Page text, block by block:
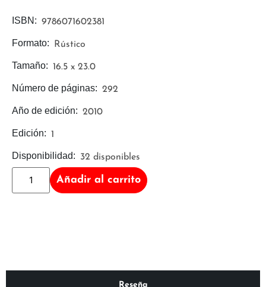
Añadir al carrito
Disponibilidad: 32 disponibles
Edición: 1
Año de edición: 2010
Número de páginas: 292
Tamaño: 16.5 x 23.0
Formato: Rústico
ISBN: 9786071602381
Reseña